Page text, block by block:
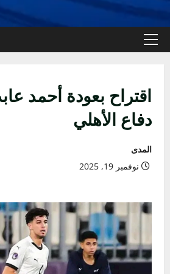
القائمة
اقتراح بعودة أحمد
دفاع الأهلي
المدى
نوفمبر 19, 2025